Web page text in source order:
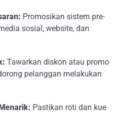
Promosikan sistem pre-
sosial, website, dan
Tawarkan diskon atau promo
pelanggan melakukan
Pastikan roti dan kue